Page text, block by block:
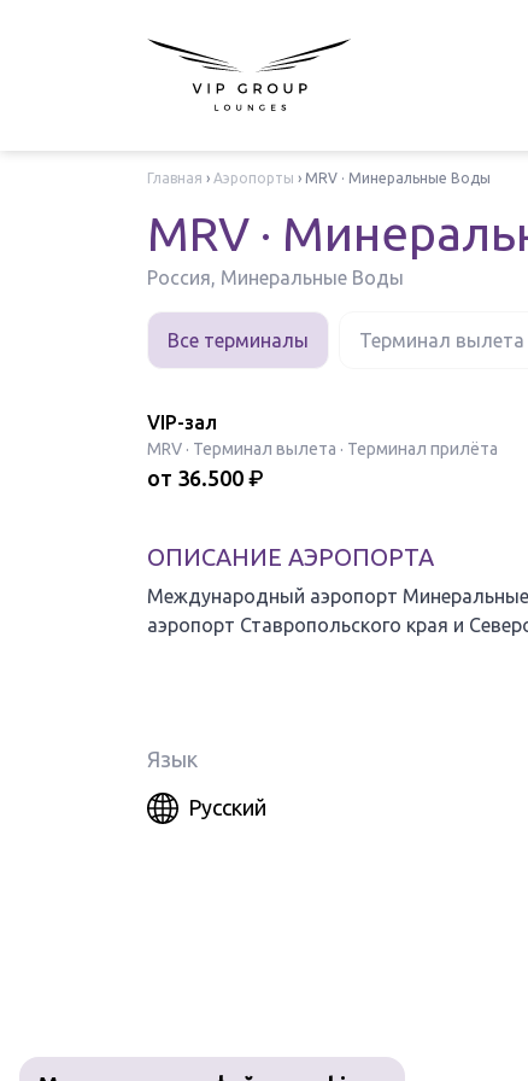
Главная › Аэропорты › MRV · Минеральные Воды
MRV ·
Россия, Минеральные Воды
Все терминалы Терминал вылета
VIP-зал
MRV · Терминал вылета · Терминал прилёта
от 36.500 ₽
ОПИСАНИЕ АЭРОПОРТА
Международный аэропорт
аэропорт Ставропольского края и
Язык
Русский